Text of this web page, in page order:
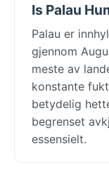
Is Palau
Palau er
gjennom
meste av
konstante
betydelig
begrenset
essensielt.